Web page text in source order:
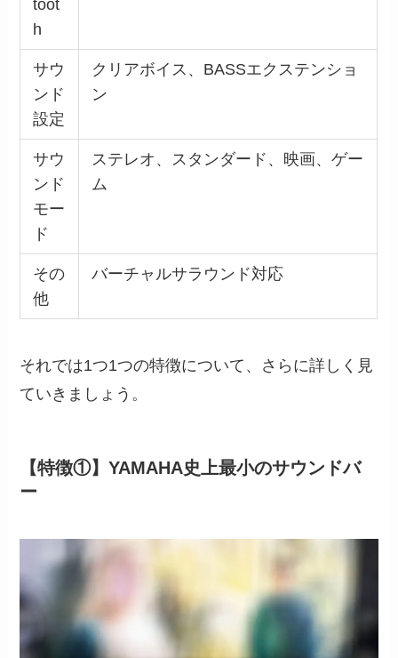
toot
h
サウ
ンド
設定
クリアボイス、BASSエクステンショ
ン
サウ
ンド
モー
ド
ステレオ、スタンダード、映画、ゲー
ム
その
他
バーチャルサラウンド対応
それでは1つ1つの特徴について、さらに詳しく見
ていきましょう。
【特徴①】YAMAHA史上最小のサウンドバ
ー